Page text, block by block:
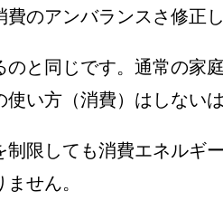
のアンバランスさ修正し
のと同じです。通常の家
い方（消費）はしないは
限しても消費エネルギ
せん。